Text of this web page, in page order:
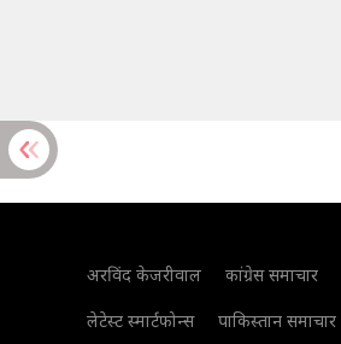
अरविंद केजरीवाल कांग्रेस समाचार
लेटेस्ट स्मार्टफोन्स
पाकिस्तान समाचार